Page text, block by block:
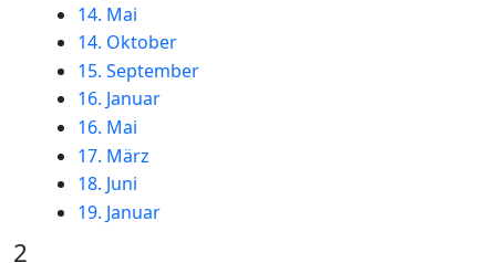
14. Mai
14. Oktober
15. September
16. Januar
16. Mai
17. März
18. Juni
19. Januar
2